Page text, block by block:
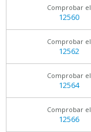
Comprobar el
12560
Comprobar el
12562
Comprobar el
12564
Comprobar el
12566